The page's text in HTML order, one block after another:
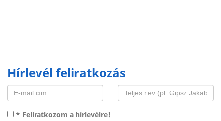
Hírlevél feliratkozás
* Feliratkozom a hírlevélre!